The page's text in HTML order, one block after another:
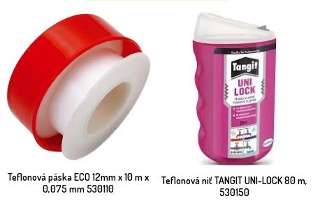
Nezabudnite ani na držiaky hadíc, filtre, tesnenia a ďalšie komponenty,
ktoré zabezpečia tesnosť spojov a ochranu pred znečistením.
Príslušenstvo je kompatibilné s našimi
ventilmiariadiacimi jednotkami
takže máte istotu, že všetko bude fungovať spoľahlivo. 🔧
💡 Tip: Vždy sa oplatí mať poruke náhradné tesnenia a spojky – pri
náhlej poruche ich rýchlo vymeníte a systém opäť bezchybne funguje.
📦 Produkty doručíme rýchlo a bezpečne – vlastnou dopravou alebo
kuriérom.
Teflonová páska ECO 12mm x 10 m x
0,075 mm 530110
Teflonová niť TANGIT UNI-LOCK 80 m,
530150